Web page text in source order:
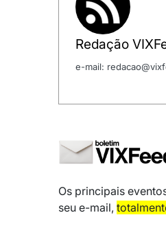
Redação
e-mail:
Os principais
seu e-mail,